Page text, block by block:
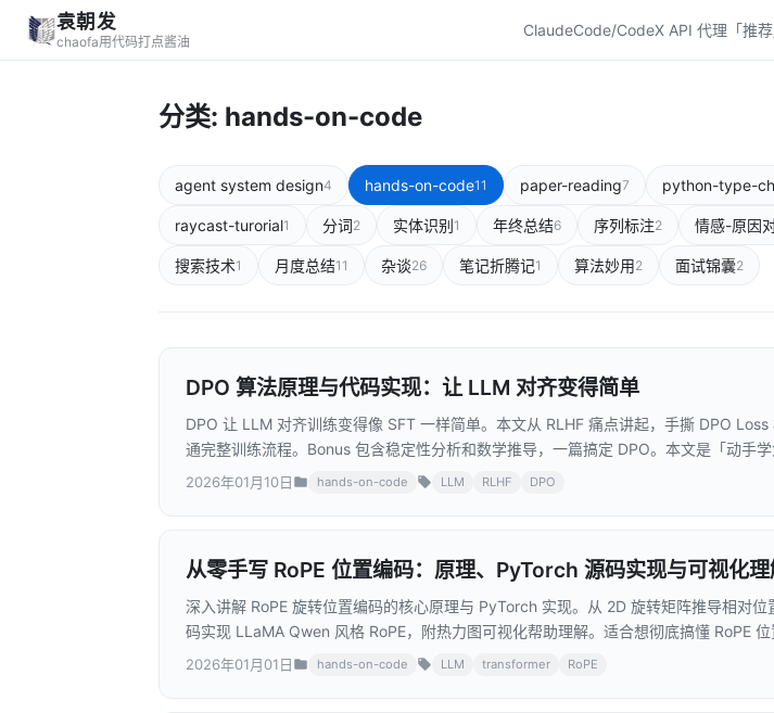
袁朝发
chaofa用代码打点酱油
ClaudeCode/CodeX API 代理「推荐
分类: hands-on-code
agent system design4 hands-on-code11 paper-reading7 python-type-
raycast-turorial1 分词2 实体识别1 年终总结6 序列标注2 情感-原因
搜索技术1 月度总结11 杂谈26 笔记折腾记1 算法妙用2 面试锦囊2
DPO 算法原理与代码实现：让 LLM 对齐变得简单
DPO 让 LLM 对齐训练变得像 SFT 一样简单。本文从 RLHF 痛点讲起，手撕 DPO
通完整训练流程。Bonus 包含稳定性分析和数学推导，一篇搞定 DPO。本文是「动手
章 Part2 的配套博客。
2026年01月10日 hands-on-code LLM RLHF DPO
从零手写 RoPE 位置编码：原理、PyTorch 源码实现与可视化
深入讲解 RoPE 旋转位置编码的核心原理与 PyTorch 实现。从 2D 旋转矩阵推导相对位
码实现 LLaMA Qwen 风格 RoPE，附热力图可视化帮助理解。适合想彻底搞懂 RoPE 位
2026年01月01日 hands-on-code LLM transformer RoPE